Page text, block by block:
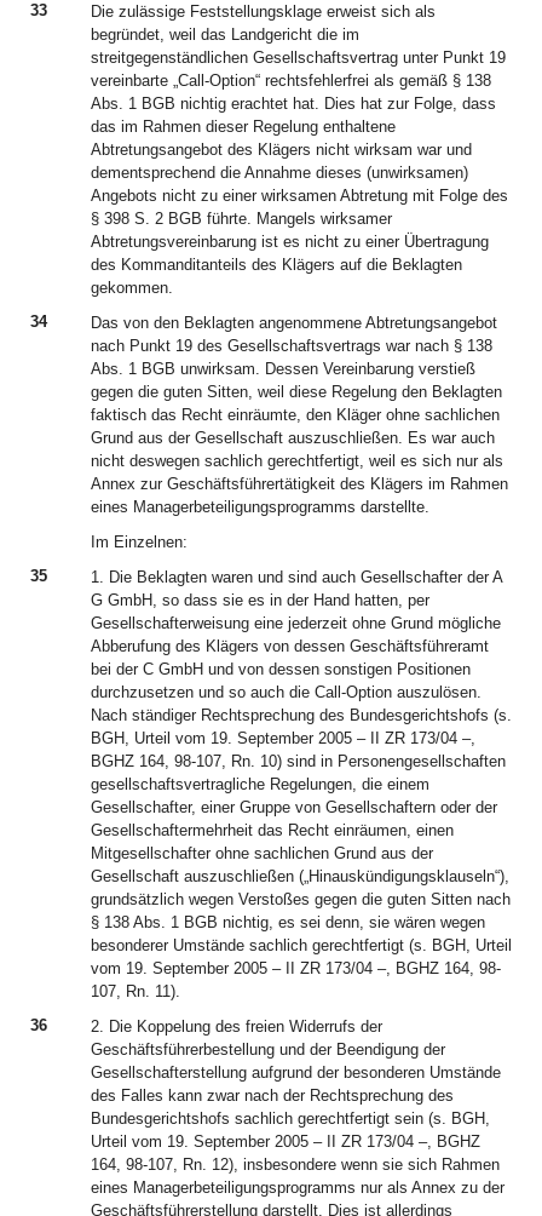
33
Die zulässige Feststellungsklage erweist sich als
begründet, weil das Landgericht die im
streitgegenständlichen Gesellschaftsvertrag unter Punkt 19
vereinbarte „Call-Option“ rechtsfehlerfrei als gemäß § 138
Abs. 1 BGB nichtig erachtet hat. Dies hat zur Folge, dass
das im Rahmen dieser Regelung enthaltene
Abtretungsangebot des Klägers nicht wirksam war und
dementsprechend die Annahme dieses (unwirksamen)
Angebots nicht zu einer wirksamen Abtretung mit Folge des
§ 398 S. 2 BGB führte. Mangels wirksamer
Abtretungsvereinbarung ist es nicht zu einer Übertragung
des Kommanditanteils des Klägers auf die Beklagten
gekommen.
34
Das von den Beklagten angenommene Abtretungsangebot
nach Punkt 19 des Gesellschaftsvertrags war nach § 138
Abs. 1 BGB unwirksam. Dessen Vereinbarung verstieß
gegen die guten Sitten, weil diese Regelung den Beklagten
faktisch das Recht einräumte, den Kläger ohne sachlichen
Grund aus der Gesellschaft auszuschließen. Es war auch
nicht deswegen sachlich gerechtfertigt, weil es sich nur als
Annex zur Geschäftsführertätigkeit des Klägers im Rahmen
eines Managerbeteiligungsprogramms darstellte.
Im Einzelnen:
35
1. Die Beklagten waren und sind auch Gesellschafter der A
G GmbH, so dass sie es in der Hand hatten, per
Gesellschafterweisung eine jederzeit ohne Grund mögliche
Abberufung des Klägers von dessen Geschäftsführeramt
bei der C GmbH und von dessen sonstigen Positionen
durchzusetzen und so auch die Call-Option auszulösen.
Nach ständiger Rechtsprechung des Bundesgerichtshofs (s.
BGH, Urteil vom 19. September 2005 – II ZR 173/04 –,
BGHZ 164, 98-107, Rn. 10) sind in Personengesellschaften
gesellschaftsvertragliche Regelungen, die einem
Gesellschafter, einer Gruppe von Gesellschaftern oder der
Gesellschaftermehrheit das Recht einräumen, einen
Mitgesellschafter ohne sachlichen Grund aus der
Gesellschaft auszuschließen („Hinauskündigungsklauseln“),
grundsätzlich wegen Verstoßes gegen die guten Sitten nach
§ 138 Abs. 1 BGB nichtig, es sei denn, sie wären wegen
besonderer Umstände sachlich gerechtfertigt (s. BGH, Urteil
vom 19. September 2005 – II ZR 173/04 –, BGHZ 164, 98-
107, Rn. 11).
36
2. Die Koppelung des freien Widerrufs der
Geschäftsführerbestellung und der Beendigung der
Gesellschafterstellung aufgrund der besonderen Umstände
des Falles kann zwar nach der Rechtsprechung des
Bundesgerichtshofs sachlich gerechtfertigt sein (s. BGH,
Urteil vom 19. September 2005 – II ZR 173/04 –, BGHZ
164, 98-107, Rn. 12), insbesondere wenn sie sich Rahmen
eines Managerbeteiligungsprogramms nur als Annex zu der
Geschäftsführerstellung darstellt. Dies ist allerdings